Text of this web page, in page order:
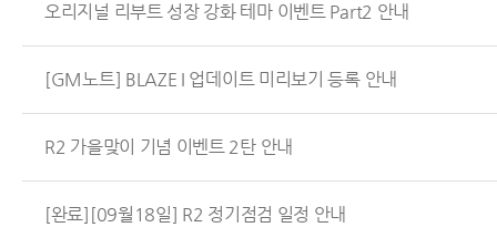
오리지널 리부트 성장 강화 테마 이벤트 Part2 안내
[GM노트] BLAZE I 업데이트 미리보기 등록 안내
R2 가을맞이 기념 이벤트 2탄 안내
[완료][09월18일] R2 정기점검 일정 안내